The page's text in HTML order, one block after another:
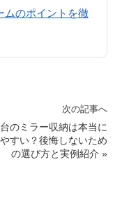
ムのポイントを徹
次の記事へ
のミラー収納は本当に
すい？後悔しないため
の選び方と実例紹介 »